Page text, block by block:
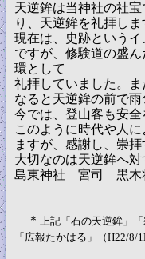
天逆鉾は当神社の社
り、天逆鉾を礼拝しま
現在は、史跡という
ですが、修験道の盛
環として
礼拝していました。
なると天逆鉾の前で雨
今では、登山客も安全
このように時代や人
ますが、感謝し、崇拝
大切なのは天逆鉾
島東神社 宮司 黒木
＊ 上記「石の天逆鉾」
「広報たかはる」（H22/8/